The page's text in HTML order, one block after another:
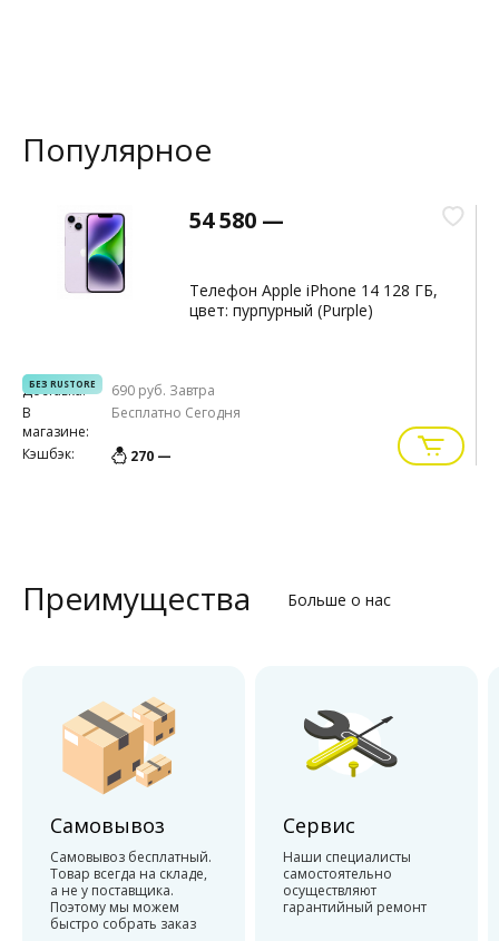
Популярное
БЕЗ RUSTORE
54 580 —
Телефон Apple iPhone 14 128 ГБ,
цвет: пурпурный (Purple)
Доставка: 690 руб. Завтра
В
магазине:
Бесплатно Сегодня
Кэшбэк: 270 —
Преимущества Больше о нас
Самовывоз
Самовывоз бесплатный.
Товар всегда на складе,
а не у поставщика.
Поэтому мы можем
быстро собрать заказ
Сервис
Наши специалисты
самостоятельно
осуществляют
гарантийный ремонт